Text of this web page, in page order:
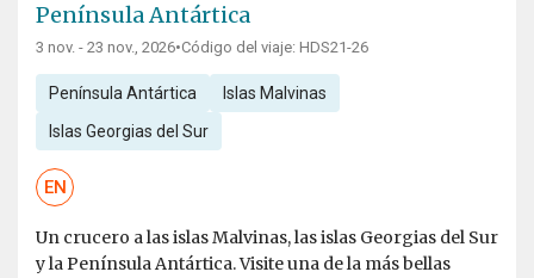
Península Antártica
3 nov. - 23 nov., 2026•Código del viaje: HDS21-26
Península Antártica Islas Malvinas
Islas Georgias del Sur
EN
Un crucero a las islas Malvinas, las islas Georgias del Sur
y la Península Antártica. Visite una de la más bellas